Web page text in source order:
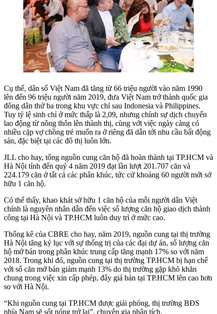
Cụ thể, dân số Việt Nam đã tăng từ 66 triệu người vào năm 1990
lên đến 96 triệu người năm 2019, đưa Việt Nam trở thành quốc gia
đông dân thứ ba trong khu vực chỉ sau Indonesia và Philippines.
Tuy tỷ lệ sinh chỉ ở mức thấp là 2,09, nhưng chính sự dịch chuyển
lao động từ nông thôn lên thành thị, cùng với việc ngày càng có
nhiều cặp vợ chồng trẻ muốn ra ở riêng đã dẫn tới nhu cầu bất động
sản, đặc biệt tại các đô thị luôn lớn.
JLL cho hay, tổng nguồn cung căn hộ đã hoàn thành tại TP.HCM và
Hà Nội tính đến quý 4 năm 2019 đạt lần lượt 201.707 căn và
224.179 căn ở tất cả các phân khúc, tức cứ khoảng 60 người mới sở
hữu 1 căn hộ.
Có thể thấy, khao khát sở hữu 1 căn hộ của mỗi người dân Việt
chính là nguyên nhân dẫn đến việc số lượng căn hộ giao dịch thành
công tại Hà Nội và TP.HCM luôn duy trì ở mức cao.
Thống kê của CBRE cho hay, năm 2019, nguồn cung tại thị trường
Hà Nội tăng kỷ lục với sự thống trị của các đại dự án, số lượng căn
hộ mở bán trong phân khúc trung cấp tăng mạnh 17% so với năm
2018. Trong khi đó, nguồn cung tại thị trường TP.HCM bị hạn chế
với số căn mở bán giảm mạnh 13% do thị trường gặp khó khăn
chung trong việc xin cấp phép, đẩy giá bán tại TP.HCM lên cao hơn
so với Hà Nội.
“Khi nguồn cung tại TP.HCM được giải phóng, thị trường BĐS
phía Nam sẽ sốt nóng trở lại”, chuyên gia phân tích.